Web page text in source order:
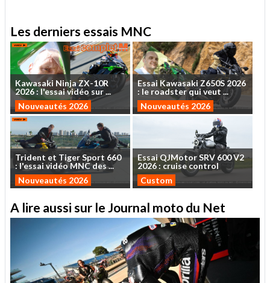
Les derniers essais MNC
Kawasaki NinjaZX-10R
2026: l'essaividéo sur...
Nouveautés 2026
Essai Kawasaki Z650S 2026
: le roadsterquiveut ...
Nouveautés 2026
Trident et TigerSport 660
: l'essaividéo MNCdes...
Nouveautés 2026
EssaiQJMotorSRV 600V2
2026 : cruise control
Custom
A lire aussi sur le Journal moto du Net